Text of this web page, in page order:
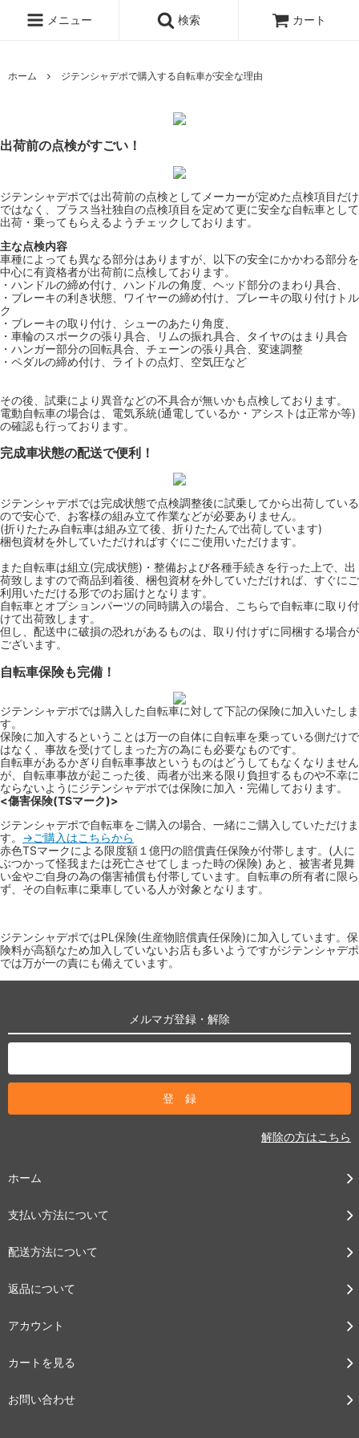
メニュー 検索 カート
ホーム ジテンシャデポで購入する自転車が安全な理由
出荷前の点検がすごい！
ジテンシャデポでは出荷前の点検としてメーカーが定めた点検項目だけ
ではなく、プラス当社独自の点検項目を定めて更に安全な自転車として
出荷・乗ってもらえるようチェックしております。
主な点検内容
車種によっても異なる部分はありますが、以下の安全にかかわる部分を
中心に有資格者が出荷前に点検しております。
・ハンドルの締め付け、ハンドルの角度、ヘッド部分のまわり具合、
・ブレーキの利き状態、ワイヤーの締め付け、ブレーキの取り付けトル
ク
・ブレーキの取り付け、シューのあたり角度、
・車輪のスポークの張り具合、リムの振れ具合、タイヤのはまり具合
・ハンガー部分の回転具合、チェーンの張り具合、変速調整
・ペダルの締め付け、ライトの点灯、空気圧など
その後、試乗により異音などの不具合が無いかも点検しております。
電動自転車の場合は、電気系統(通電しているか・アシストは正常か等)
の確認も行っております。
完成車状態の配送で便利！
ジテンシャデポでは完成状態で点検調整後に試乗してから出荷している
ので安心で、お客様の組み立て作業などが必要ありません。
(折りたたみ自転車は組み立て後、折りたたんで出荷しています)
梱包資材を外していただければすぐにご使用いただけます。
また自転車は組立(完成状態)・整備および各種手続きを行った上で、出
荷致しますので商品到着後、梱包資材を外していただければ、すぐにご
利用いただける形でのお届けとなります。
自転車とオプションパーツの同時購入の場合、こちらで自転車に取り付
けて出荷致します。
但し、配送中に破損の恐れがあるものは、取り付けずに同梱する場合が
ございます。
自転車保険も完備！
ジテンシャデポでは購入した自転車に対して下記の保険に加入いたしま
す。
保険に加入するということは万一の自体に自転車を乗っている側だけで
はなく、事故を受けてしまった方の為にも必要なものです。
自転車があるかぎり自転車事故というものはどうしてもなくなりません
が、自転車事故が起こった後、両者が出来る限り負担するものや不幸に
ならないようにジテンシャデポでは保険に加入・完備しております。
<傷害保険(TSマーク)>
ジテンシャデポで自転車をご購入の場合、一緒にご購入していただけま
す。 →ご購入はこちらから
赤色TSマークによる限度額１億円の賠償責任保険が付帯します。(人に
ぶつかって怪我または死亡させてしまった時の保険) あと、被害者見舞
い金やご自身の為の傷害補償も付帯しています。自転車の所有者に限ら
ず、その自転車に乗車している人が対象となります。
ジテンシャデポではPL保険(生産物賠償責任保険)に加入しています。保
険料が高額なため加入していないお店も多いようですがジテンシャデポ
では万が一の責にも備えています。
メルマガ登録・解除
解除の方はこちら
ホーム
支払い方法について
配送方法について
返品について
アカウント
カートを見る
お問い合わせ